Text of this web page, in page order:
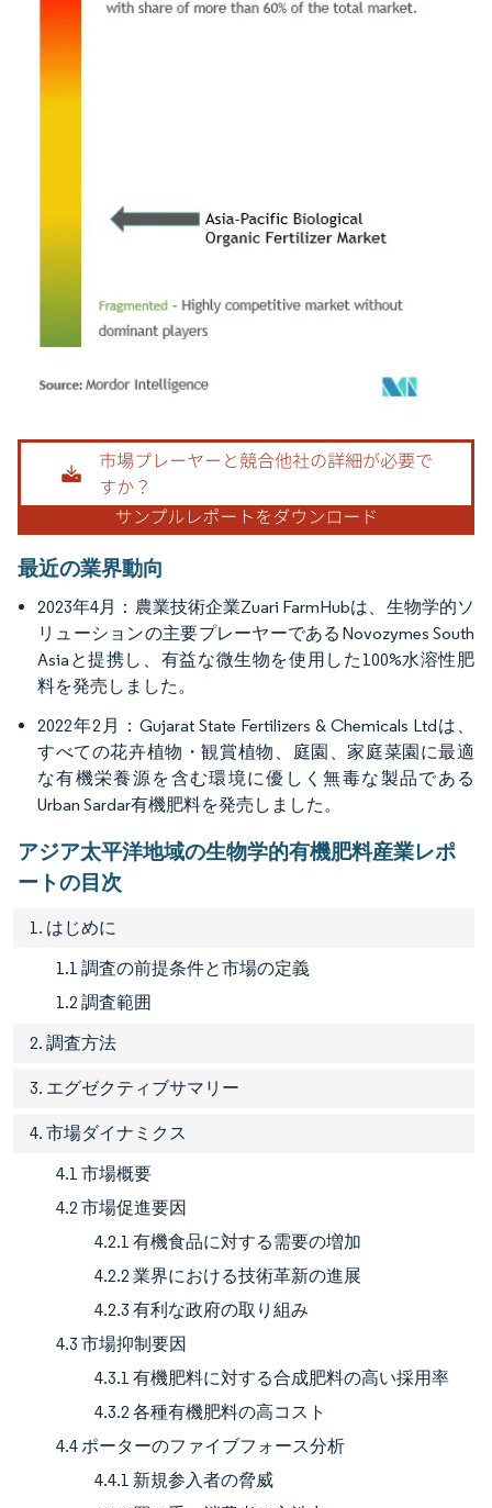
画像 © Mordor Intelligence。再利用にはCC BY 4.0の表示が必要です。
最近の業界動向
2023年4月：農業技術企業Zuari FarmHubは、生物学的ソ
リューションの主要プレーヤーであるNovozymes South
Asiaと提携し、有益な微生物を使用した100%水溶性肥
料を発売しました。
2022年2月：Gujarat State Fertilizers & Chemicals Ltdは、
すべての花卉植物・観賞植物、庭園、家庭菜園に最適
な有機栄養源を含む環境に優しく無毒な製品である
Urban Sardar有機肥料を発売しました。
アジア太平洋地域の生物学的有機肥料産業レポ
ートの目次
1. はじめに
1.1 調査の前提条件と市場の定義
1.2 調査範囲
2. 調査方法
3. エグゼクティブサマリー
4. 市場ダイナミクス
4.1 市場概要
4.2 市場促進要因
4.2.1 有機食品に対する需要の増加
4.2.2 業界における技術革新の進展
4.2.3 有利な政府の取り組み
4.3 市場抑制要因
4.3.1 有機肥料に対する合成肥料の高い採用率
4.3.2 各種有機肥料の高コスト
4.4 ポーターのファイブフォース分析
4.4.1 新規参入者の脅威